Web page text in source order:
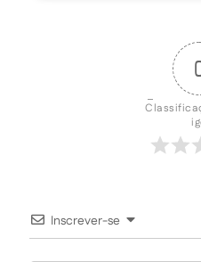
Inscrever-se